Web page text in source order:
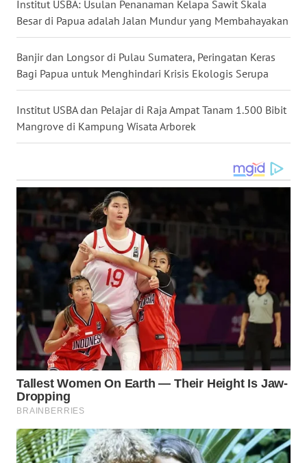
Institut USBA: Usulan Penanaman Kelapa Sawit Skala
Besar di Papua adalah Jalan Mundur yang Membahayakan
Banjir dan Longsor di Pulau Sumatera, Peringatan Keras
Bagi Papua untuk Menghindari Krisis Ekologis Serupa
Institut USBA dan Pelajar di Raja Ampat Tanam 1.500 Bibit
Mangrove di Kampung Wisata Arborek
WN
MALUKU
WN
MALUT
WN
DANAU
WN
NIAS
LANGKAT
WN
TAPANULI
SELATAN
WN
LESUNG